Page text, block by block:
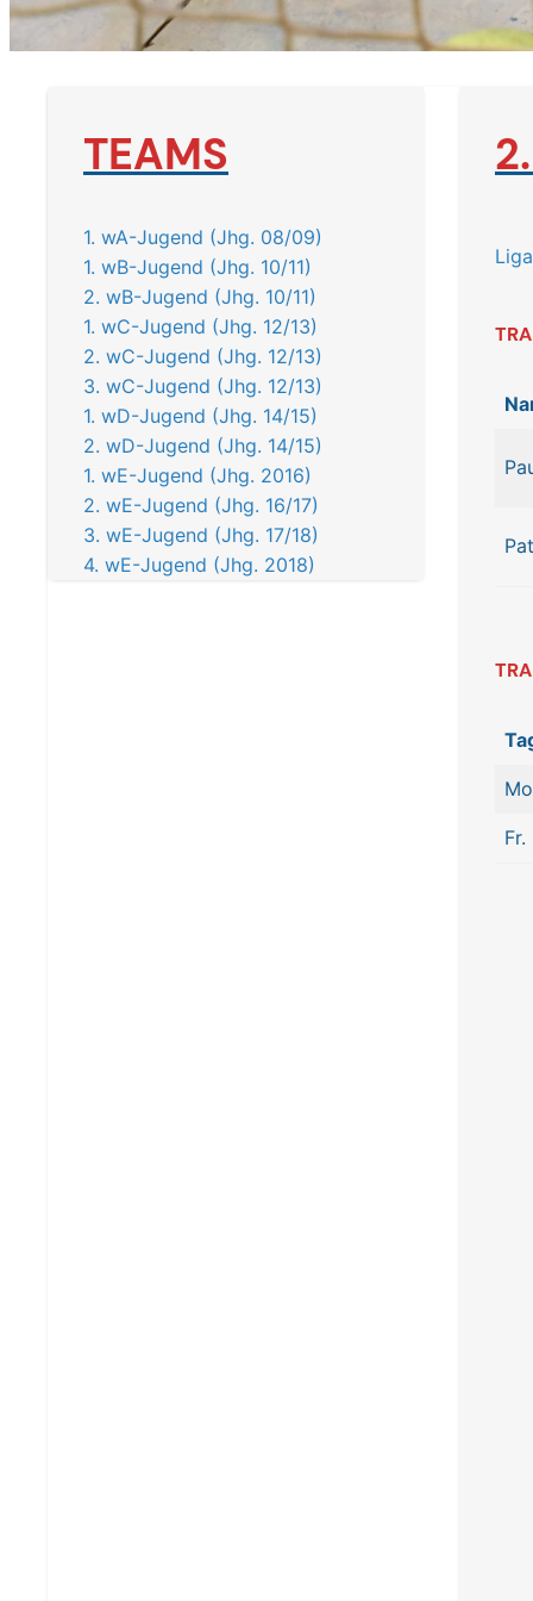
TEAMS
1. wA-Jugend (Jhg. 08/09)
1. wB-Jugend (Jhg. 10/11)
2. wB-Jugend (Jhg. 10/11)
1. wC-Jugend (Jhg. 12/13)
2. wC-Jugend (Jhg. 12/13)
3. wC-Jugend (Jhg. 12/13)
1. wD-Jugend (Jhg. 14/15)
2. wD-Jugend (Jhg. 14/15)
1. wE-Jugend (Jhg. 2016)
2. wE-Jugend (Jhg. 16/17)
3. wE-Jugend (Jhg. 17/18)
4. wE-Jugend (Jhg. 2018)
Fr.